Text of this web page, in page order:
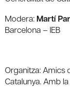
Modera: Martí
Barcelona – IEB
Organitza: Amics
Catalunya. Amb